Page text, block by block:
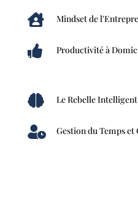
 Mindset de
 Productivité à
 Le Rebelle Intelligent
 Gestion du Temps